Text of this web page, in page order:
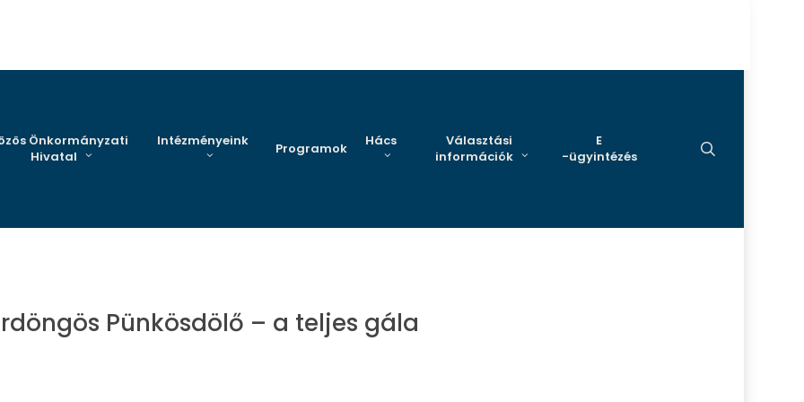
Önkormányzati
Hivatal
Intézményeink Programok Hács
Választási
információk
E
-ügyintézés
Pünkösdölő – a teljes gála